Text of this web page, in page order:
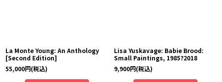
La Monte Young: An Anthology
[Second Edition]
55,000円(税込)
Lisa Yuskavage: Babie Brood:
Small Paintings, 1985?2018
9,900円(税込)